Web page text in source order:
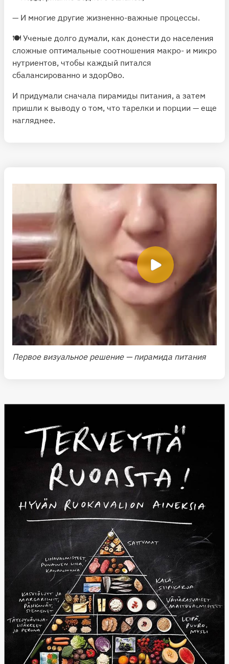
— И многие другие жизненно-важные процессы.
🍽 Ученые долго думали, как донести до населения
сложные оптимальные соотношения макро- и микро
нутриентов, чтобы каждый питался
сбалансированно и здорОво.
И придумали сначала пирамиды питания, а затем
пришли к выводу о том, что тарелки и порции — еще
нагляднее.
Первое визуальное решение — пирамида питания